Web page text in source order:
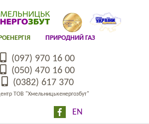
ПРИРОДНИЙ ГАЗ
(097) 970 16 00
(050) 470 16 00
(0382) 617 370
ТОВ "Хмельницькенергозбут"
EN